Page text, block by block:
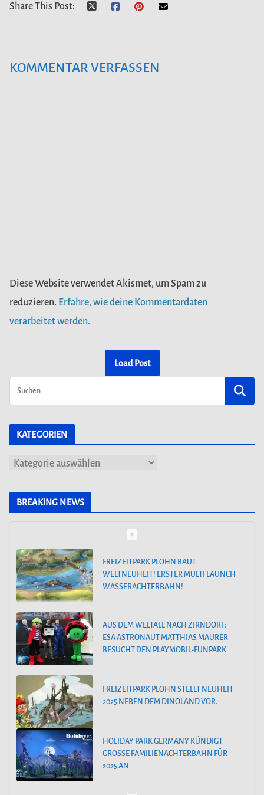
Share This Post:
KOMMENTAR VERFASSEN
Diese Website verwendet Akismet, um Spam zu
reduzieren. Erfahre, wie deine Kommentardaten
verarbeitet werden.
Load Post
KATEGORIEN
K
BREAKING NEWS
HOLIDAY PARK GERMANY KÜNDIGT
GROSSE FAMILIENACHTERBAHN FÜR 2